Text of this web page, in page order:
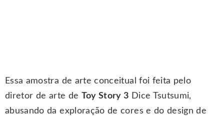
Essa amostra de arte conceitual foi feita pelo
diretor de arte de Toy Story 3 Dice Tsutsumi,
abusando da exploração de cores e do design de